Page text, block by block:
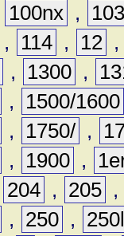
100nx ,
, 114 , 12
, 1300 ,
,
1500/1600
, 1750/ ,
, 1900 ,
204 , 205 ,
, 250 ,